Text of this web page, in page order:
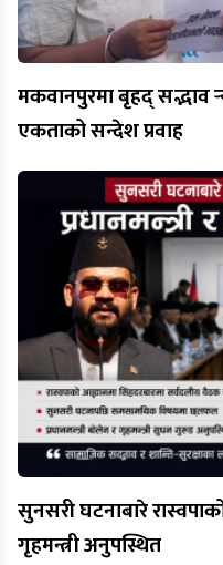
मकवानपुरमा बृहद् सद्भाव
एकताको सन्देश प्रवाह
सुनसरी घटनाबारे
गृहमन्त्री अनुपस्थित